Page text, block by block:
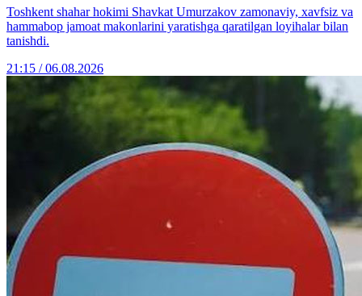
Toshkent shahar hokimi Shavkat Umurzakov zamonaviy, xavfsiz va
hammabop jamoat makonlarini yaratishga qaratilgan loyihalar bilan
tanishdi.
21:15 / 06.08.2026